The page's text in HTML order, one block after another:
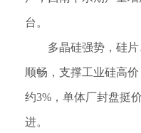
台。
多晶硅强势，硅
顺畅，支撑工业硅高
约3%，单体厂封盘挺
进。